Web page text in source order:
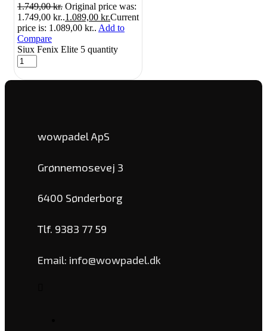
1.749,00kr. Original price was:
1.749,00 kr..1.089,00 kr.Current
price is: 1.089,00 kr.. Add to
Compare
Siux Fenix Elite 5 quantity
wowpadel ApS
Grønnemosevej 3
6400 Sønderborg
Tlf. 9383 77 59
Email: info@wowpadel.dk